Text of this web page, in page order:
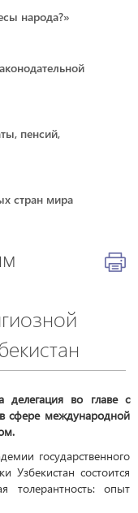
народа?»
пенсий,
стран мира
во главе с
международной
государственного
Узбекистан состоится
толерантность: опыт